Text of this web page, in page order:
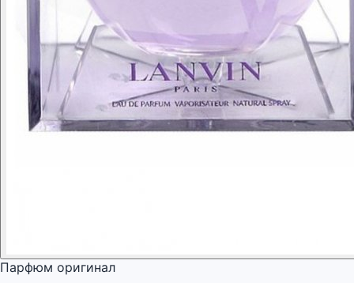
Парфюм оригинал